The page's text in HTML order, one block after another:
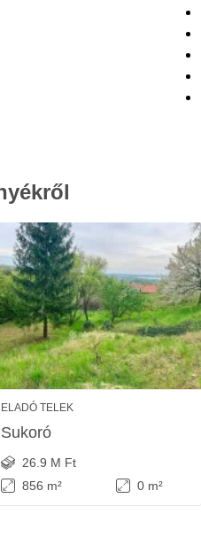
ELADÓ TELEK
Sukoró
26.9 M Ft
856 m²
0 m²